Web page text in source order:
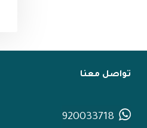
تواصل معنا
920033718